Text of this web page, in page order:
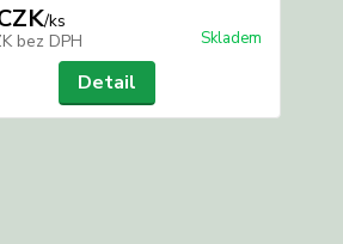
/ks
bez DPH Skladem
Detail